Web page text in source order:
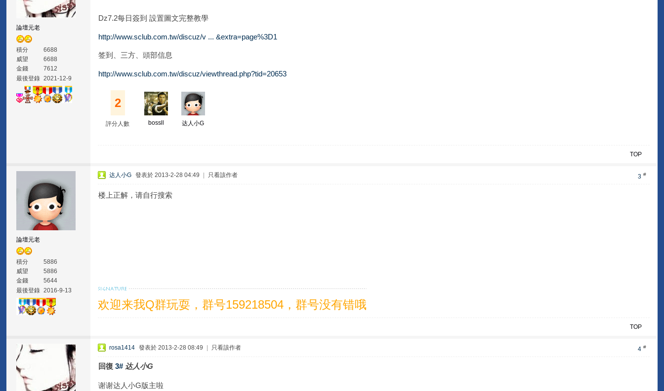
論壇元老
積分
6688
威望
6688
金錢
7612
最後登錄 2021-12-9
Dz7.2每日簽到 設置圖文完整教學
http://www.sclub.com.tw/discuz/v ... &extra=page%3D1
签到、三方、頭部信息
http://www.sclub.com.tw/discuz/viewthread.php?tid=20653
2
評分人數 bossll 达人小G
TOP
論壇元老
積分
5886
威望
5886
金錢
5644
最後登錄 2016-9-13
3 #
达人小G 發表於 2013-2-28 04:49 只看該作者
楼上正解，请自行搜索
欢迎来我Q群玩耍，群号159218504，群号没有错哦
TOP
4 #
rosa1414 發表於 2013-2-28 08:49 只看該作者
回復3# 达人小G
谢谢达人小G版主啦